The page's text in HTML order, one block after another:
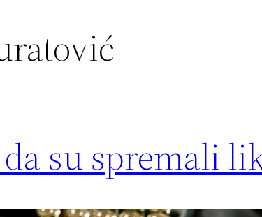
su spremali